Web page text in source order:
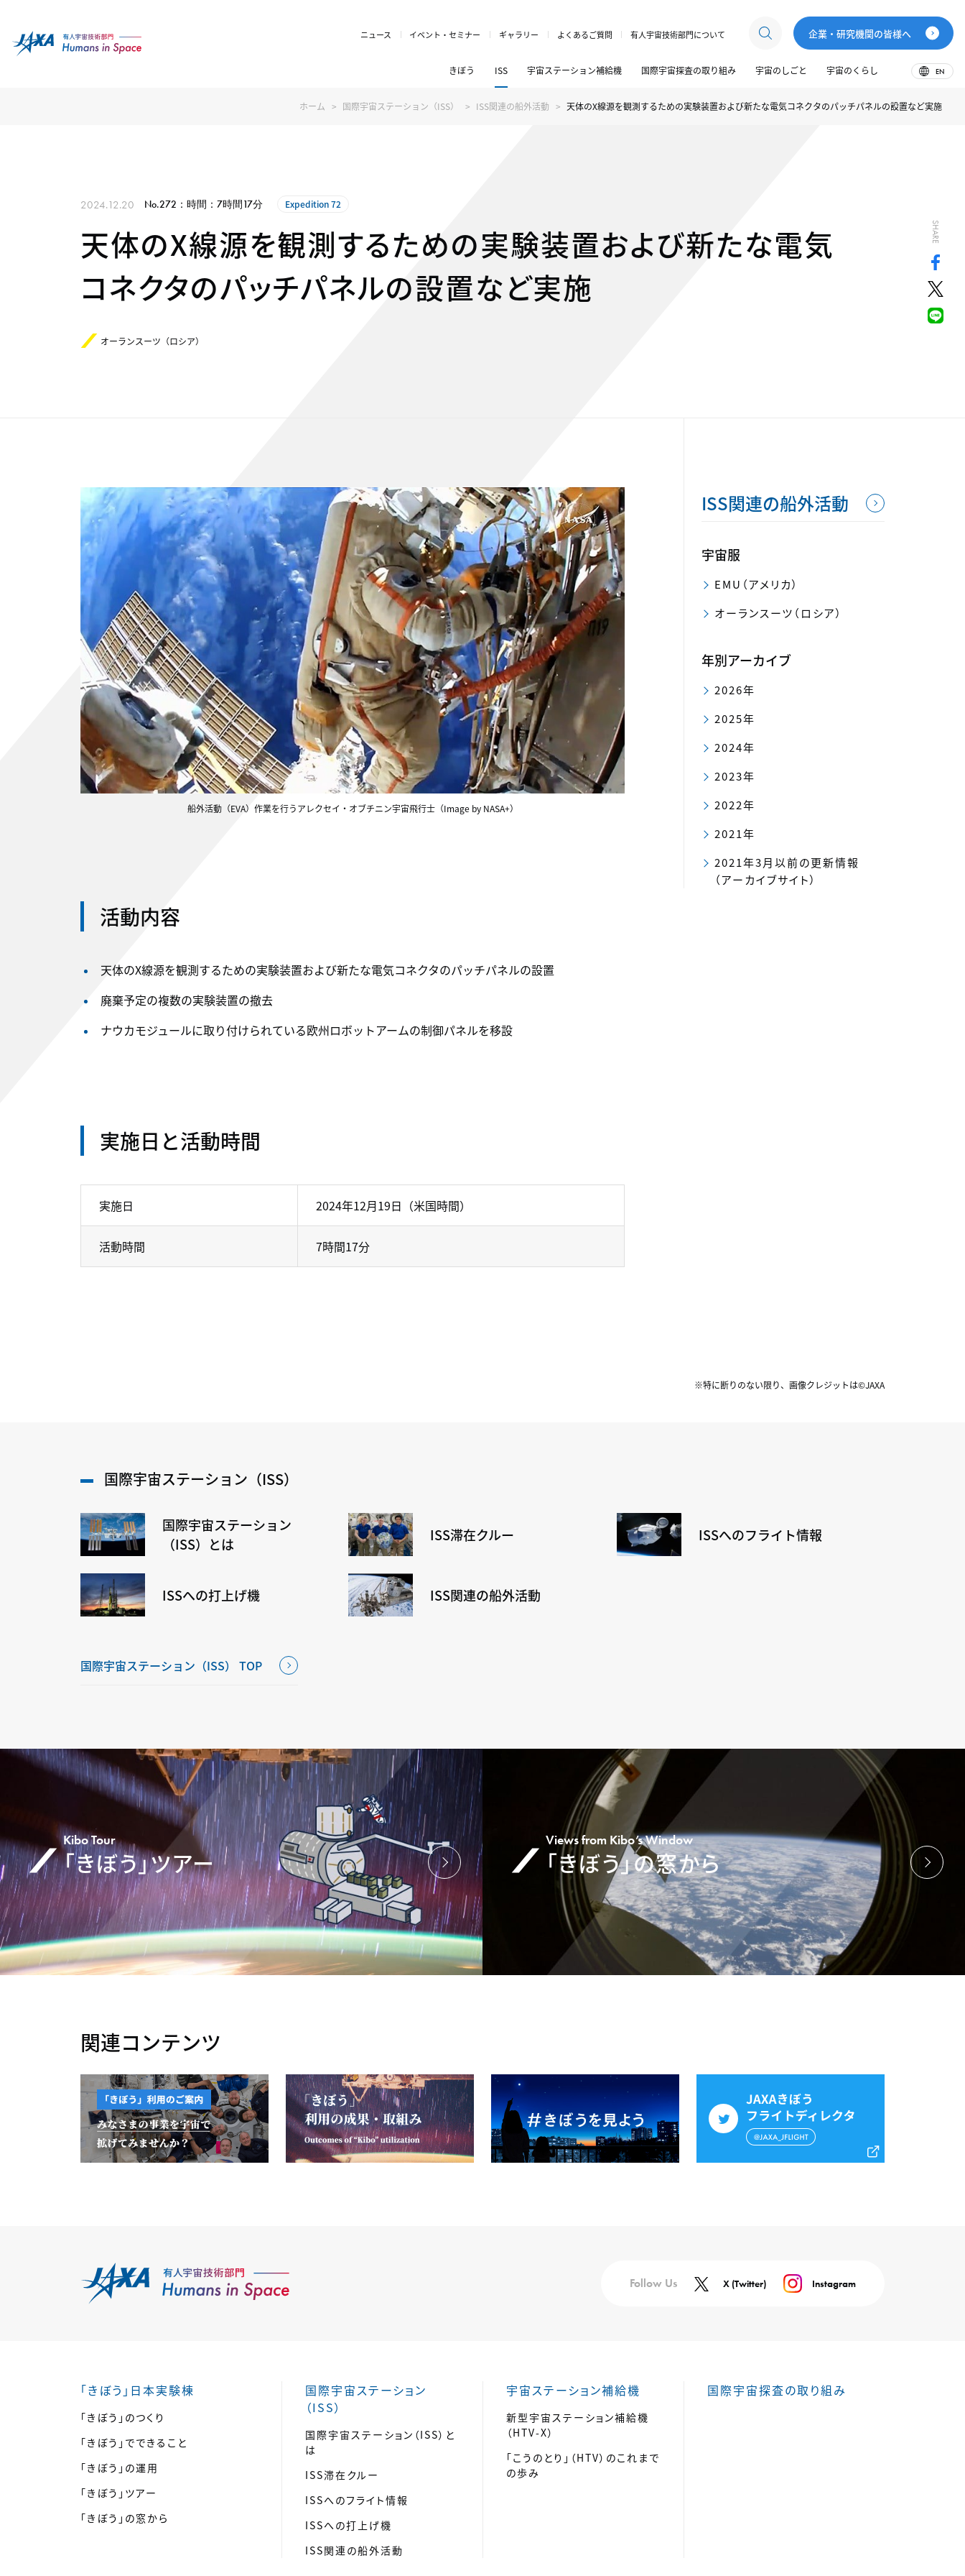
ニュース イベント・セミナー ギャラリー よくあるご質問 有人宇宙技術部門について 企業・研究機関の皆様へ
きぼう ISS 宇宙ステーション補給機 国際宇宙探査の取り組み 宇宙のしごと 宇宙のくらし EN
ホーム 国際宇宙ステーション（ISS） ISS関連の船外活動 天体のX線源を観測するための実験装置および新たな電気コネクタのパッチパネルの設置など実施
2024.12.20 No.272：時間：7時間17分 Expedition 72
天体のX線源を観測するための実験装置および新たな電気
コネクタのパッチパネルの設置など実施
オーランスーツ（ロシア）
SHARE
船外活動（EVA）作業を行うアレクセイ・オブチニン宇宙飛行士（Image by NASA+）
活動内容
天体のX線源を観測するための実験装置および新たな電気コネクタのパッチパネルの設置
廃棄予定の複数の実験装置の撤去
ナウカモジュールに取り付けられている欧州ロボットアームの制御パネルを移設
実施日と活動時間
実施日 2024年12月19日（米国時間）
活動時間 7時間17分
ISS関連の船外活動
宇宙服
EMU（アメリカ）
オーランスーツ（ロシア）
年別アーカイブ
2026年
2025年
2024年
2023年
2022年
2021年
2021年3月以前の更新情報
（アーカイブサイト）
※特に断りのない限り、画像クレジットは©JAXA
国際宇宙ステーション（ISS）
国際宇宙ステーション
（ISS）とは
ISS滞在クルー ISSへのフライト情報
ISSへの打上げ機 ISS関連の船外活動
国際宇宙ステーション（ISS） TOP
Kibo Tour
「きぼう」ツアー
Views from Kibo’s Window
「きぼう」の窓から
関連コンテンツ
Follow Us X (Twitter) Instagram
「きぼう」日本実験棟
「きぼう」のつくり
「きぼう」でできること
「きぼう」の運用
「きぼう」ツアー
「きぼう」の窓から
国際宇宙ステーション
（ISS）
国際宇宙ステーション（ISS）と
は
ISS滞在クルー
ISSへのフライト情報
ISSへの打上げ機
ISS関連の船外活動
宇宙ステーション補給機
新型宇宙ステーション補給機
（HTV-X）
「こうのとり」（HTV）のこれまで
の歩み
国際宇宙探査の取り組み